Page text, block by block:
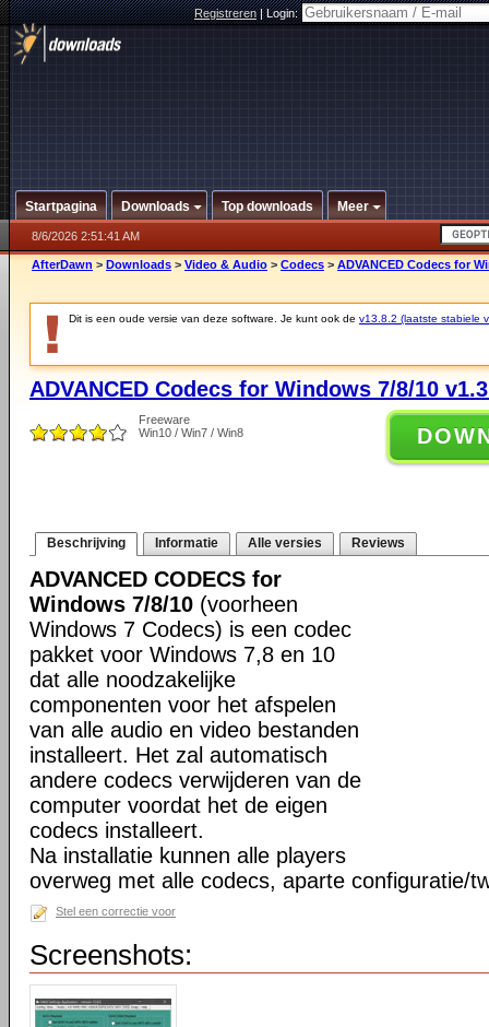
Registreren|Login:
Startpagina Downloads Top downloads Meer
8/6/2026 2:51:41 AM
AfterDawn > Downloads > Video & Audio > Codecs > ADVANCED Codecs for
Dit is een oude versie van deze software. Je kunt ook de v13.8.2 (laatste stabiele
ADVANCED Codecs for Windows 7/8/10
Freeware
Win10 / Win7 / Win8
Beschrijving Informatie Alle versies Reviews
ADVANCED CODECS for
Windows 7/8/10 (voorheen
Windows 7 Codecs) is een codec
pakket voor Windows 7,8 en 10
dat alle noodzakelijke
componenten voor het afspelen
van alle audio en video bestanden
installeert. Het zal automatisch
andere codecs verwijderen van de
computer voordat het de eigen
codecs installeert.
Na installatie kunnen alle players
overweg met alle codecs, aparte configuratie/
Stel een correctie voor
Screenshots: